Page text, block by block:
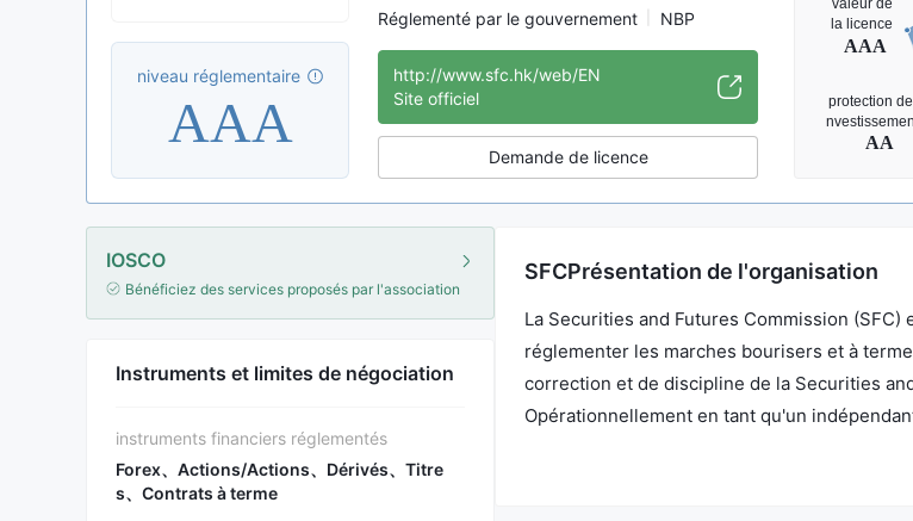
niveau réglementaire
AAA
Réglementé par le gouvernement
NBP
organisation internationale de réglementation
http://www.sfc.hk/web/EN
Site officiel
Demande de licence
IOSCO
Bénéficiez des services proposés par l'association
Instruments et limites de négociation
instruments financiers réglementés
Forex、Actions/Actions、Dérivés、Titre
s、Contrats à terme
SFCPrésentation de l'organisation
La Securities and Futures Commission
réglementer les marches bourisers et à
correction et de discipline de la Securities
Opérationnellement en tant qu'un